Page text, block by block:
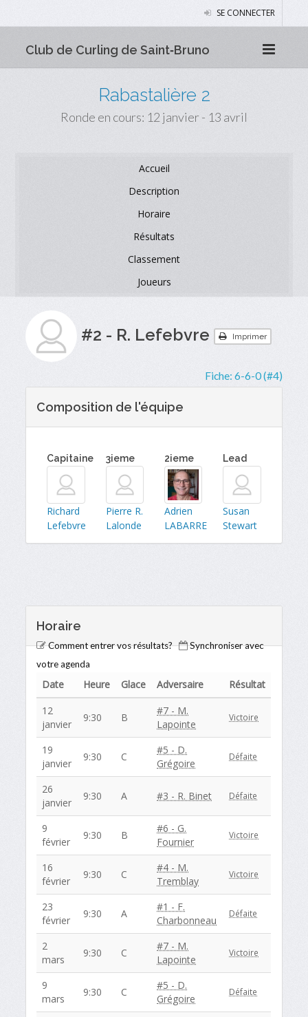
SE CONNECTER
Club de Curling de Saint‑Bruno
Rabastalière 2
Ronde en cours: 12 janvier - 13 avril
Accueil
Description
Horaire
Résultats
Classement
Joueurs
#2 - R. Lefebvre Imprimer
Fiche: 6-6-0 (#4)
Composition de l'équipe
Capitaine
Richard
Lefebvre
3ieme
Pierre R.
Lalonde
2ieme
Adrien
LABARRE
Lead
Susan
Stewart
Horaire
Comment entrer vos résultats?
Synchroniser avec
votre agenda
Date Heure Glace Adversaire
Résultat
12
janvier
9:30 B
#7 - M.
Lapointe
Victoire
19
janvier
9:30 C
#5 - D.
Grégoire
Défaite
26
janvier
9:30 A #3 - R. Binet Défaite
9
février
9:30 B
#6 - G.
Fournier
Victoire
16
février
9:30 C
#4 - M.
Tremblay
Victoire
23
février
9:30 A
#1 - F.
Charbonneau
Défaite
2
mars
9:30 C
#7 - M.
Lapointe
Victoire
9
mars
9:30 C
#5 - D.
Grégoire
Défaite